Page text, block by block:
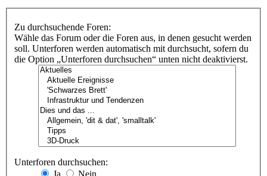
Zu durchsuchende Foren:
Wähle das Forum oder die Foren aus, in denen gesucht werden
soll. Unterforen werden automatisch mit durchsucht, sofern du
die Option „Unterforen durchsuchen“ unten nicht deaktivierst.
Unterforen durchsuchen:
Ja
Nein